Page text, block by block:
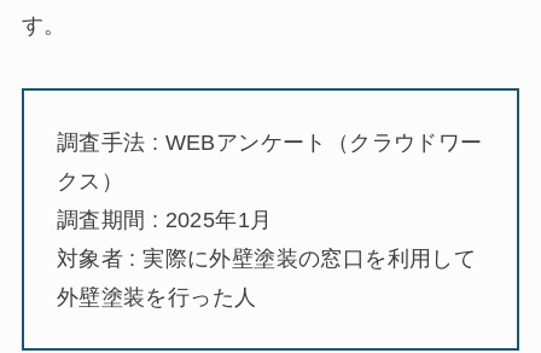
す。
調査手法 : WEBアンケート（クラウドワー
クス）
調査期間 : 2025年1月
対象者 : 実際に外壁塗装の窓口を利用して
外壁塗装を行った人